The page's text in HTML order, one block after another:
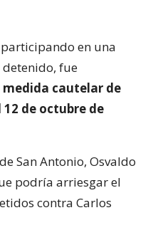
en una
detenido, fue
medida cautelar de
de octubre de
San Antonio, Osvaldo
podría arriesgar el
contra Carlos